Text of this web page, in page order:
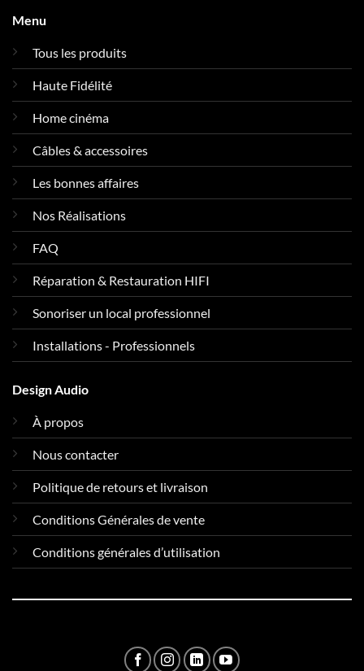
Menu
Tous les produits
Haute Fidélité
Home cinéma
Câbles & accessoires
Les bonnes affaires
Nos Réalisations
FAQ
Réparation & Restauration HIFI
Sonoriser un local professionnel
Installations - Professionnels
Design Audio
À propos
Nous contacter
Politique de retours et livraison
Conditions Générales de vente
Conditions générales d’utilisation